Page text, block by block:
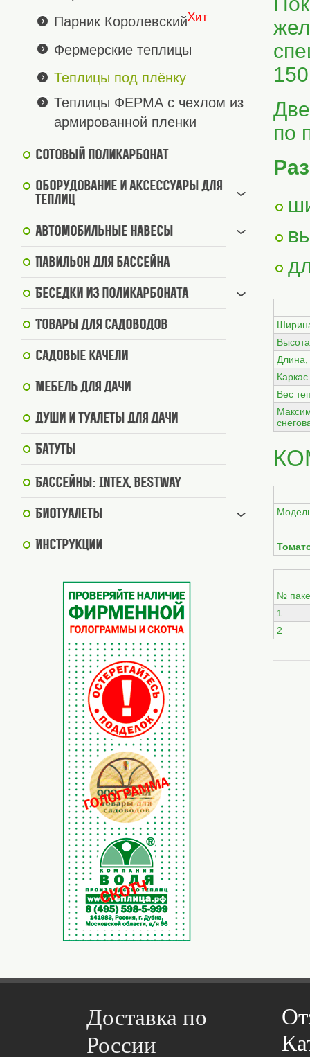
Парник КоролевскийХит
Фермерские теплицы
Теплицы под плёнку
Теплицы ФЕРМА с чехлом из
армированной пленки
Сотовый поликарбонат
Оборудование и аксессуары для
теплиц
Автомобильные навесы
Павильон для бассейна
Беседки из поликарбоната
Товары для садоводов
Садовые качели
Мебель для дачи
Души и туалеты для дачи
Батуты
Бассейны: Intex, BestWay
Биотуалеты
Инструкции
по
Каркас
Вес
№
1
2
Доставка по
России